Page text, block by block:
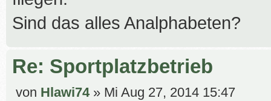
Sind das alles Analphabeten?
Re: Sportplatzbetrieb
B
von Hlawi74 » Mi Aug 27, 2014 15:47